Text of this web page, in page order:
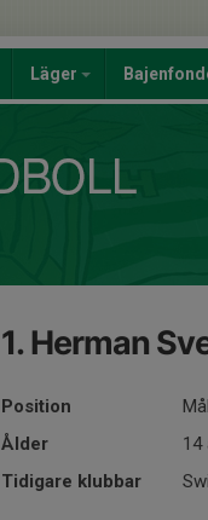
Läger
1. Herman
Position
Ålder
14
Tidigare klubbar